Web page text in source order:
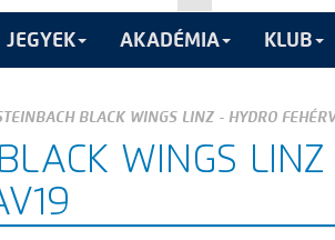
JEGYEK AKADÉMIA KLUB
BLACK WINGS LINZ - HYDRO
WINGS